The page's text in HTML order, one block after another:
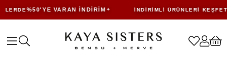
%50'YE VARAN İNDIRIM İNDIRIMLI ÜRÜNLERI KEŞFET